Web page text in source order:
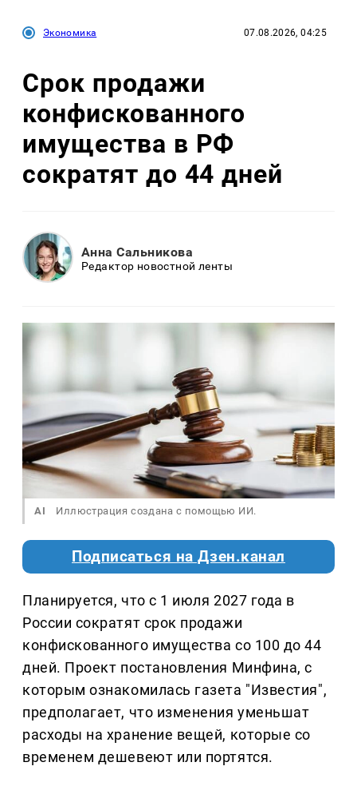
Экономика 07.08.2026, 04:25
Срок продажи
конфискованного
имущества в РФ
сократят до 44 дней
Анна Сальникова
Редактор новостной ленты
AI Иллюстрация создана с помощью ИИ.
Подписаться на Дзен.канал
Планируется, что с 1 июля 2027 года в
России сократят срок продажи
конфискованного имущества со 100 до 44
дней. Проект постановления Минфина, с
которым ознакомилась газета "Известия",
предполагает, что изменения уменьшат
расходы на хранение вещей, которые со
временем дешевеют или портятся.